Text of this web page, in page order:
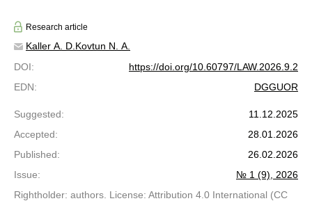
Research article
Kaller A. D. Kovtun N. A.
DOI:
https://doi.org/10.60797/LAW.2026.9.2
EDN: DGGUOR
Suggested:
11.12.2025
Accepted:
28.01.2026
Published:
26.02.2026
Issue:
№ 1 (9), 2026
Rightholder: authors. License: Attribution 4.0 International (CC